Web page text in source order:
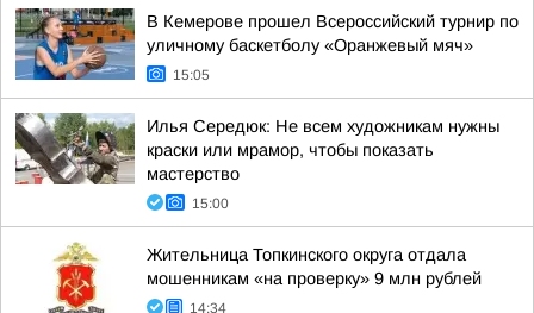
В Кемерове прошел Всероссийский турнир по
уличному баскетболу «Оранжевый мяч»
15:05
Илья Середюк: Не всем художникам нужны
краски или мрамор, чтобы показать
мастерство
15:00
Жительница Топкинского округа отдала
мошенникам «на проверку» 9 млн рублей
14:34